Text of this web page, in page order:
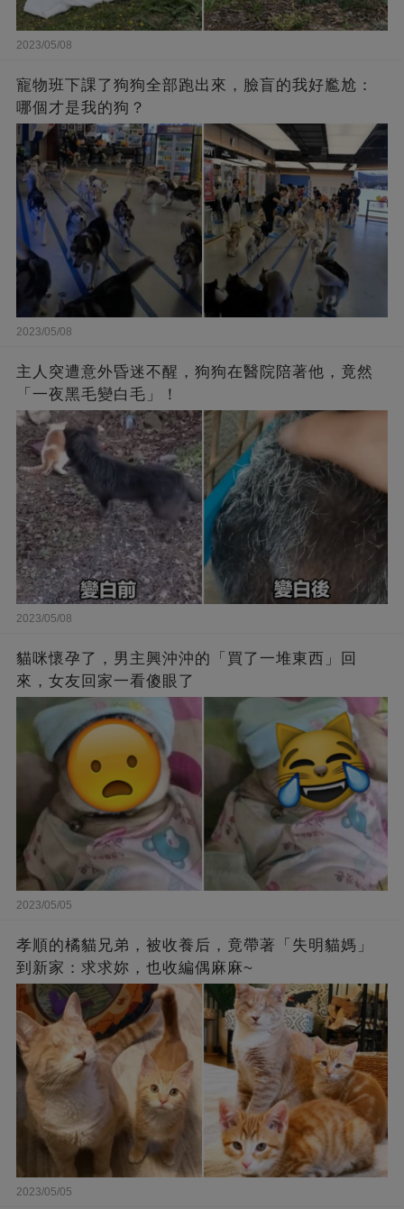
2023/05/08
寵物班下課了狗狗全部跑出來，臉盲的我好尷尬：
哪個才是我的狗？
2023/05/08
主人突遭意外昏迷不醒，狗狗在醫院陪著他，竟然
「一夜黑毛變白毛」！
2023/05/08
貓咪懷孕了，男主興沖沖的「買了一堆東西」回
來，女友回家一看傻眼了
2023/05/05
孝順的橘貓兄弟，被收養后，竟帶著「失明貓媽」
到新家：求求妳，也收編偶麻麻~
2023/05/05